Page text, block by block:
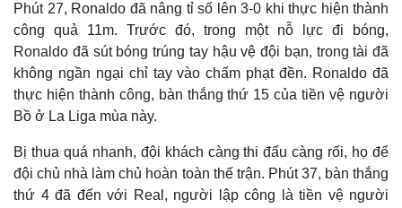
Phút 27, Ronaldo đã nâng tỉ số lên 3-0 khi thực hiện thành
công quả 11m. Trước đó, trong một nỗ lực đi bóng,
Ronaldo đã sút bóng trúng tay hậu vệ đội bạn, trong tài đã
không ngần ngại chỉ tay vào chấm phạt đền. Ronaldo đã
thực hiện thành công, bàn thắng thứ 15 của tiền vệ người
Bồ ở La Liga mùa này.
Bị thua quá nhanh, đội khách càng thi đấu càng rối, họ để
đội chủ nhà làm chủ hoàn toàn thế trận. Phút 37, bàn thắng
thứ 4 đã đến với Real, người lập công là tiền vệ người